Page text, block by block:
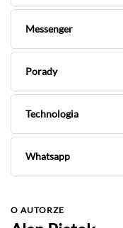
Messenger
Porady
Technologia
Whatsapp
O AUTORZE